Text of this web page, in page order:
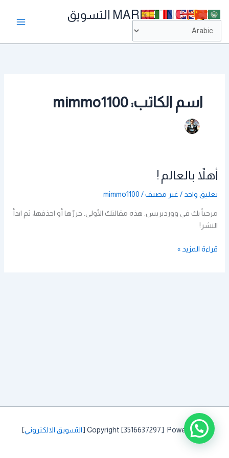
إلى
المحتوى
MARKETING التسويق
الالكتروني
اسم الكاتب: mimmo1100
أهلاً بالعالم !
تعليق واحد / غير مصنف/
mimmo1100
مرحباً بك في ووردبريس. هذه مقالتك الأولى. حررّها أو احذفها، ثم ابدأ
النشر!
أهلاً
!
قراءة المزيد »
Copyright [3516637297] Powered by [ التسويق الالكتروني]